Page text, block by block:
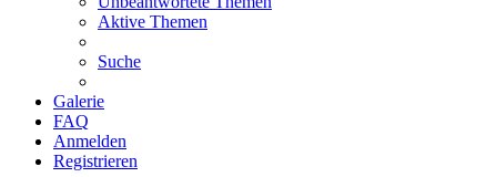
Aktive Themen
Suche
Galerie
FAQ
Anmelden
Registrieren